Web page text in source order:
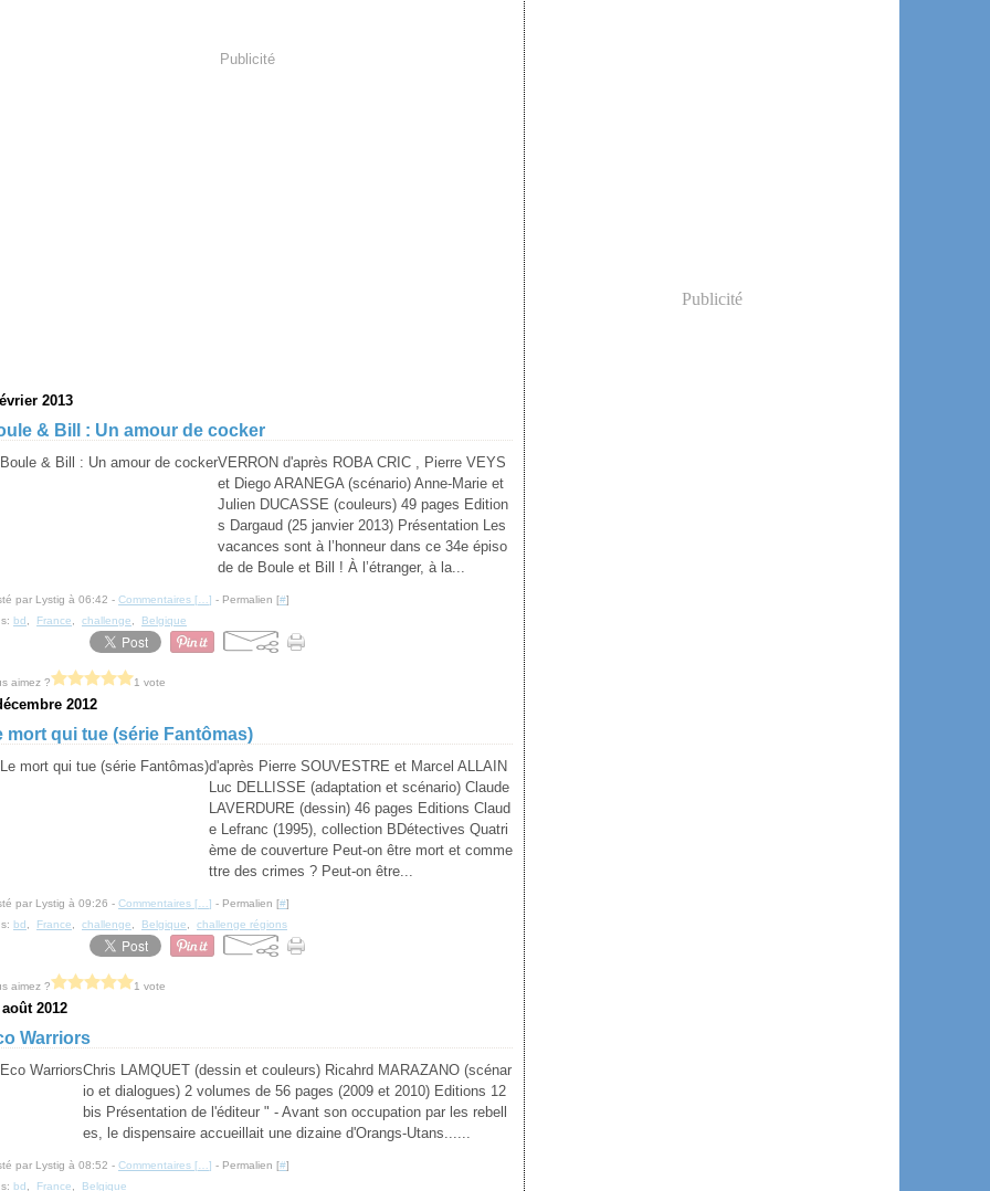
Publicité
2013
& Bill : Un amour de cocker
VERRON d'après ROBA CRIC , Pierre VEYS
et Diego ARANEGA (scénario) Anne-Marie et
Julien DUCASSE (couleurs) 49 pages Edition
s Dargaud (25 janvier 2013) Présentation Les
vacances sont à l’honneur dans ce 34e épiso
de de Boule et Bill ! À l’étranger, à la...
par Lystig à 06:42 - Commentaires [ ] - Permalien [#]
bd France challenge Belgique
aimez ? 1 vote
2012
mort qui tue (série Fantômas)
d'après Pierre SOUVESTRE et Marcel ALLAIN
Luc DELLISSE (adaptation et scénario) Claude
LAVERDURE (dessin) 46 pages Editions Claud
e Lefranc (1995), collection BDétectives Quatri
ème de couverture Peut-on être mort et comme
ttre des crimes ? Peut-on être...
par Lystig à 09:26 - Commentaires [ ] - Permalien [#]
bd France challenge Belgique challenge régions
aimez ? 1 vote
2012
Warriors
Chris LAMQUET (dessin et couleurs) Ricahrd MARAZANO (scénar
io et dialogues) 2 volumes de 56 pages (2009 et 2010) Editions 12
bis Présentation de l'éditeur " - Avant son occupation par les rebell
es, le dispensaire accueillait une dizaine d'Orangs-Utans......
par Lystig à 08:52 - Commentaires [ ] - Permalien [#]
bd France Belgique
Publicité